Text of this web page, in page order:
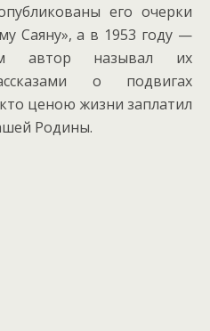
его очерки
Саяну», а в 1953 году —
автор называл их
о подвигах
ценою жизни заплатил
Родины.